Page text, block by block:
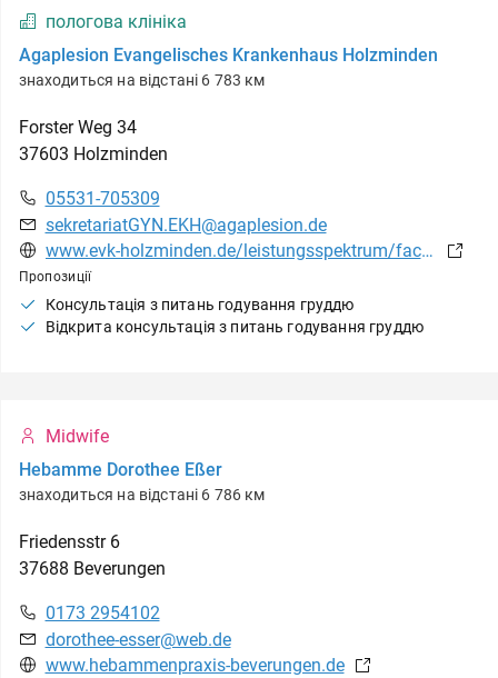
пологова клініка
Agaplesion Evangelisches Krankenhaus Holzminden
знаходиться на відстані 6 783 км
Forster Weg 34
37603 Holzminden
05531-705309
sekretariatGYN.EKH@agaplesion.de
www.evk-holzminden.de/leistungsspektrum/fachabteilungen/geburtshilfe
Пропозиції
Консультація з питань годування груддю
Відкрита консультація з питань годування груддю
Midwife
Hebamme Dorothee Eßer
знаходиться на відстані 6 786 км
Friedensstr 6
37688 Beverungen
0173 2954102
dorothee-esser@web.de
www.hebammenpraxis-beverungen.de